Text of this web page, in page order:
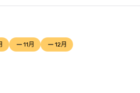
11月 12月